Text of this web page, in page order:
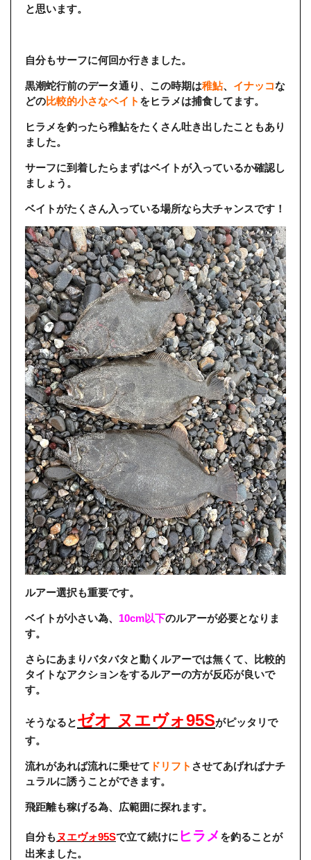
と思います。
自分もサーフに何回か行きました。
黒潮蛇行前のデータ通り、この時期は稚鮎、 イナッコな
どの比較的小さなベイト をヒラメは捕食してます。
ヒラメを釣ったら稚鮎をたくさん吐き出したこともあり
ました。
サーフに到着したらまずはベイトが入っているか確認し
ましょう。
ベイトがたくさん入っている場所なら大チャンスです！
ルアー選択も重要です。
ベイトが小さい為、 10cm以下のルアーが必要となりま
す。
さらにあまりバタバタと動くルアーでは無くて、比較的
タイトなアクションをするルアーの方が反応が良いで
す。
そうなるとゼオ ヌエヴォ95Sがピッタリで
す。
流れがあれば流れに乗せて ドリフト させてあげればナチ
ュラルに誘うことができます。
飛距離も稼げる為、広範囲に探れます。
自分も ヌエヴォ95Sで立て続けに ヒラメを釣ることが
出来ました。